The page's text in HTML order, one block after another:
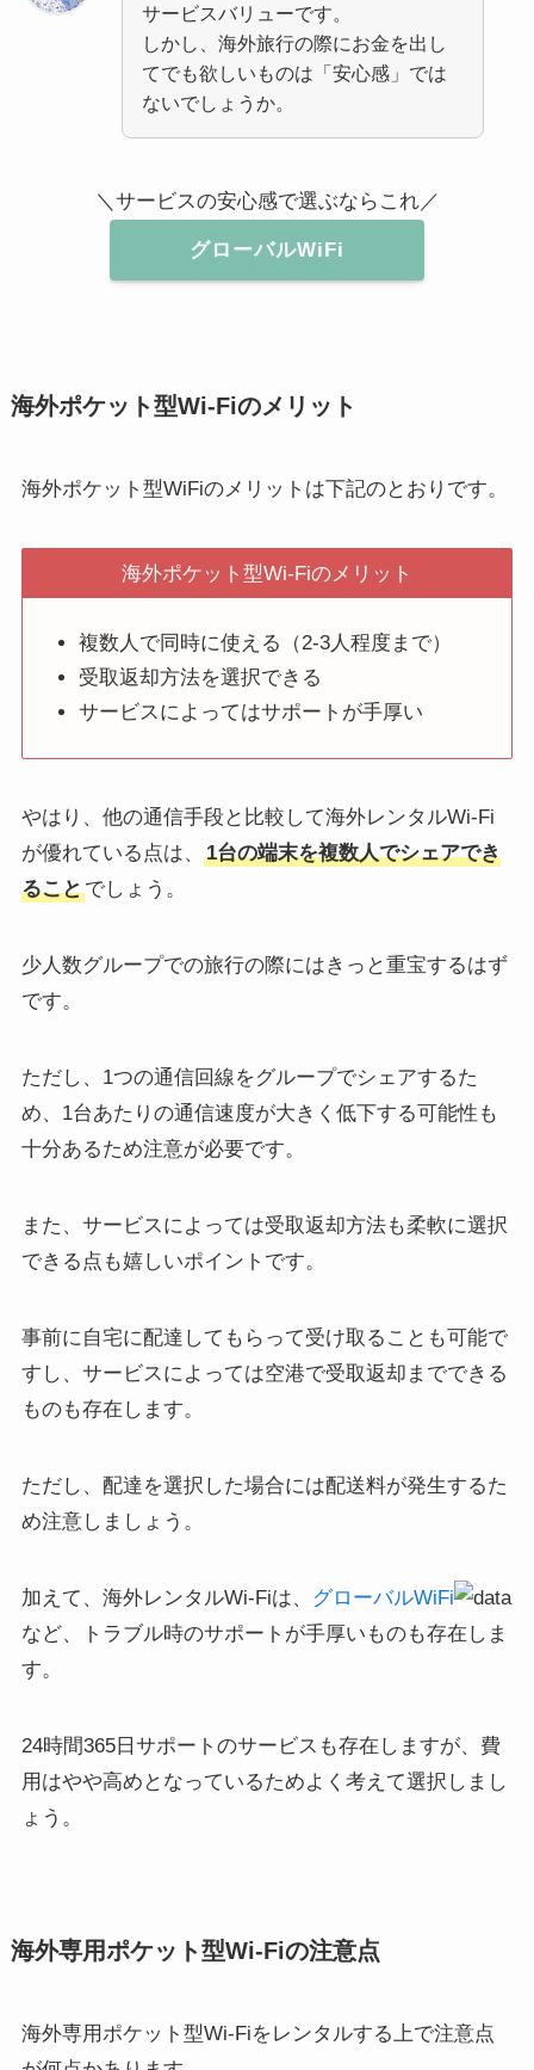
サービスバリューです。
しかし、海外旅行の際にお金を出し
てでも欲しいものは「安心感」では
ないでしょうか。
＼サービスの安心感で選ぶならこれ／
グローバルWiFi
海外ポケット型Wi-Fiのメリット
海外ポケット型WiFiのメリットは下記のとおりです。
海外ポケット型Wi-Fiのメリット
複数人で同時に使える（2-3人程度まで）
受取返却方法を選択できる
サービスによってはサポートが手厚い
やはり、他の通信手段と比較して海外レンタルWi-Fi
が優れている点は、
1台の端末を複数人でシェアでき
ることでしょう。
少人数グループでの旅行の際にはきっと重宝するはず
です。
ただし、1つの通信回線をグループでシェアするた
め、1台あたりの通信速度が大きく低下する可能性も
十分あるため注意が必要です。
また、サービスによっては受取返却方法も柔軟に選択
できる点も嬉しいポイントです。
事前に自宅に配達してもらって受け取ることも可能で
すし、サービスによっては空港で受取返却までできる
ものも存在します。
ただし、配達を選択した場合には配送料が発生するた
め注意しましょう。
加えて、海外レンタルWi-Fiは、
グローバルWiFi
など、トラブル時のサポートが手厚いものも存在しま
す。
24時間365日サポートのサービスも存在しますが、費
用はやや高めとなっているためよく考えて選択しまし
ょう。
海外専用ポケット型Wi-Fiの注意点
海外専用ポケット型Wi-Fiをレンタルする上で注意点